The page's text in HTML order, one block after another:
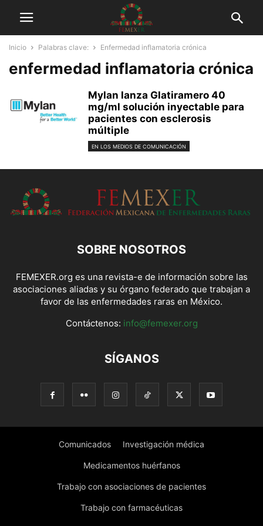
Inicio Palabras clave: Enfermedad inflamatoria crónica
enfermedad inflamatoria crónica
Mylan lanza Glatiramero 40
mg/ml solución inyectable para
pacientes con esclerosis
múltiple
EN LOS MEDIOS DE COMUNICACIÓN
SOBRE NOSOTROS
FEMEXER.org es una revista-e de información sobre las
asociaciones aliadas y su órgano federado que trabajan a
favor de las enfermedades raras en México.
Contáctenos: info@femexer.org
SÍGANOS
Comunicados Investigación médica
Medicamentos huérfanos
Trabajo con asociaciones de pacientes
Trabajo con farmacéuticas